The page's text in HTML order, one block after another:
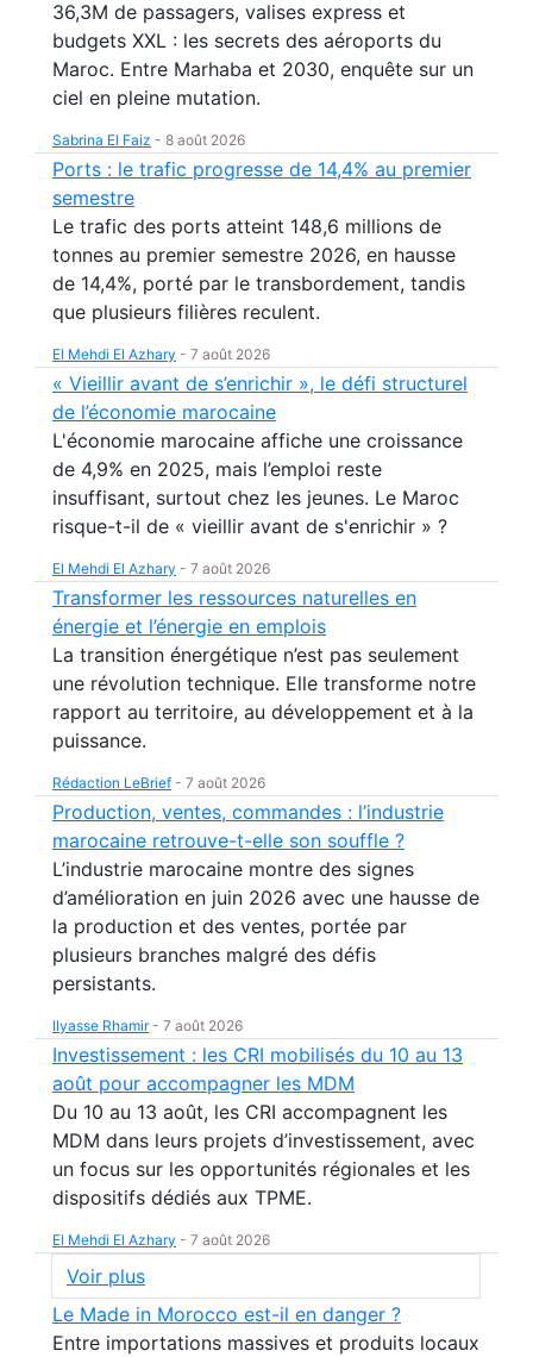
36,3M de passagers, valises express et
budgets XXL : les secrets des aéroports du
Maroc. Entre Marhaba et 2030, enquête sur un
ciel en pleine mutation.
Sabrina El Faiz - 8 août 2026
Ports : le trafic progresse de 14,4% au premier
semestre
Le trafic des ports atteint 148,6 millions de
tonnes au premier semestre 2026, en hausse
de 14,4%, porté par le transbordement, tandis
que plusieurs filières reculent.
El Mehdi El Azhary - 7 août 2026
« Vieillir avant de s’enrichir », le défi structurel
de l’économie marocaine
L'économie marocaine affiche une croissance
de 4,9% en 2025, mais l’emploi reste
insuffisant, surtout chez les jeunes. Le Maroc
risque-t-il de « vieillir avant de s'enrichir » ?
El Mehdi El Azhary - 7 août 2026
Transformer les ressources naturelles en
énergie et l’énergie en emplois
La transition énergétique n’est pas seulement
une révolution technique. Elle transforme notre
rapport au territoire, au développement et à la
puissance.
Rédaction LeBrief - 7 août 2026
Production, ventes, commandes : l’industrie
marocaine retrouve-t-elle son souffle ?
L’industrie marocaine montre des signes
d’amélioration en juin 2026 avec une hausse de
la production et des ventes, portée par
plusieurs branches malgré des défis
persistants.
Ilyasse Rhamir- 7 août 2026
Investissement : les CRI mobilisés du 10 au 13
août pour accompagner les MDM
Du 10 au 13 août, les CRI accompagnent les
MDM dans leurs projets d’investissement, avec
un focus sur les opportunités régionales et les
dispositifs dédiés aux TPME.
El Mehdi El Azhary - 7 août 2026
Voir plus
Le Made in Morocco est-il en danger ?
Entre importations massives et produits locaux